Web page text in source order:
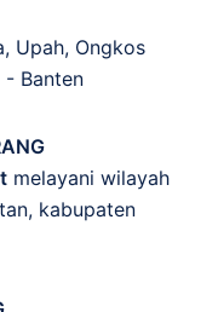
, Upah, Ongkos
- Banten
melayani wilayah
kabupaten